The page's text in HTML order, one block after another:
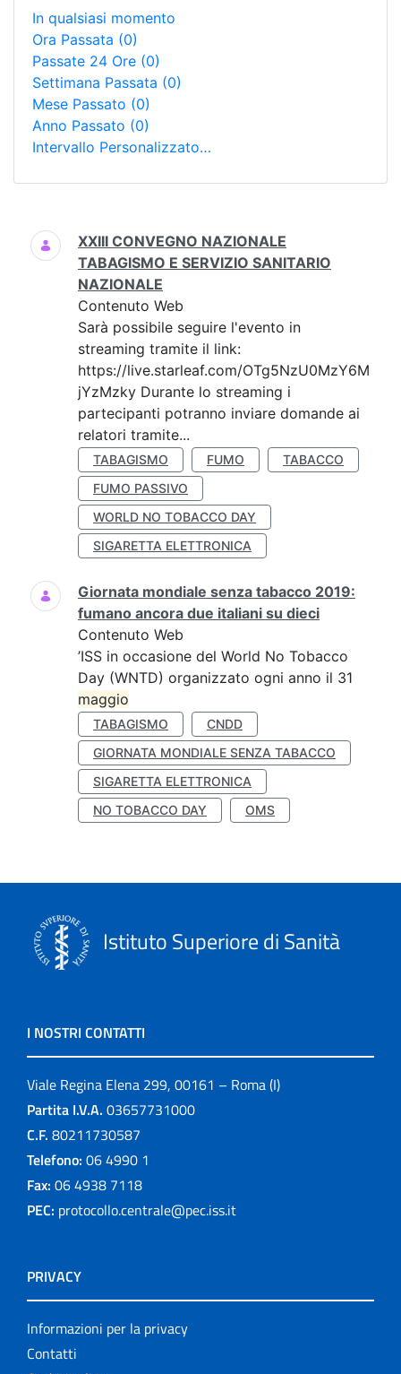
In qualsiasi momento
Ora Passata (0)
Passate 24 Ore (0)
Settimana Passata (0)
Mese Passato (0)
Anno Passato (0)
Intervallo Personalizzato…
Ricerca
XXIII CONVEGNO NAZIONALE
TABAGISMO E SERVIZIO SANITARIO
NAZIONALE
Contenuto Web
Sarà possibile seguire l'evento in
streaming tramite il link:
https://live.starleaf.com/OTg5NzU0MzY6M
jYzMzky Durante lo streaming i
partecipanti potranno inviare domande ai
relatori tramite...
TABAGISMO FUMO
TABACCO
FUMO PASSIVO
WORLD NO TOBACCO DAY
SIGARETTA ELETTRONICA
Giornata mondiale senza tabacco 2019:
fumano ancora due italiani su dieci
Contenuto Web
’ISS in occasione del World No Tobacco
Day (WNTD) organizzato ogni anno il 31
maggio
TABAGISMO
CNDD
GIORNATA MONDIALE SENZA TABACCO
SIGARETTA ELETTRONICA
NO TOBACCO DAY
OMS
Istituto Superiore di Sanità
I NOSTRI CONTATTI
Viale Regina Elena 299, 00161 – Roma (I)
Partita I.V.A. 03657731000
C.F. 80211730587
Telefono: 06 4990 1
Fax: 06 4938 7118
PEC: protocollo.centrale@pec.iss.it
PRIVACY
Informazioni per la privacy
Contatti